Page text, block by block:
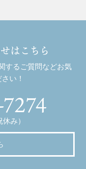
はこちら
するご質問などお気
い！
み）